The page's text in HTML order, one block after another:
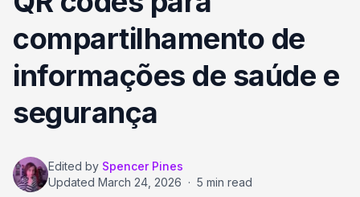
compartilhamento de
informações de saúde e
segurança
Edited by Spencer Pines
Updated March 24, 2026 · 5 min read